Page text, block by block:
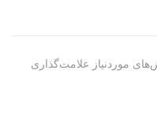
موردنیاز علامت‌گذاری